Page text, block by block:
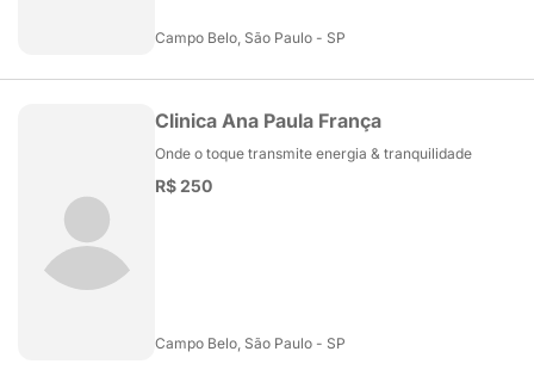
Campo Belo, São Paulo - SP
Clinica Ana Paula França
Onde o toque transmite energia & tranquilidade
R$ 250
Campo Belo, São Paulo - SP